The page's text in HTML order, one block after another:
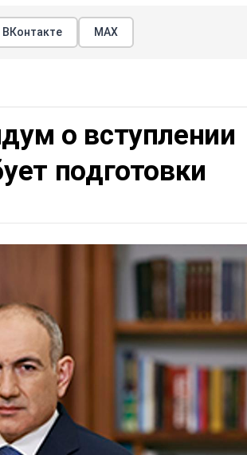
ВКонтакте МАХ
о вступлении
подготовки